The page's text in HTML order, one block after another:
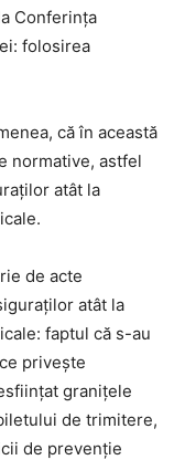
Conferința
folosirea
că în această
normative, astfel
atât la
de acte
atât la
faptul că s-au
priveşte
graniţele
de trimitere,
de prevenţie